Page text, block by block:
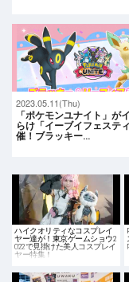
2023.05.11(Thu)
「ポケモンユナイト」が
らけ「イーブイフェステ
催！ブラッキー…
ハイクオリティなコスプレイ
ヤー達が！東京ゲームショウ2
022で見掛けた美人コスプレイ
ヤー特集！